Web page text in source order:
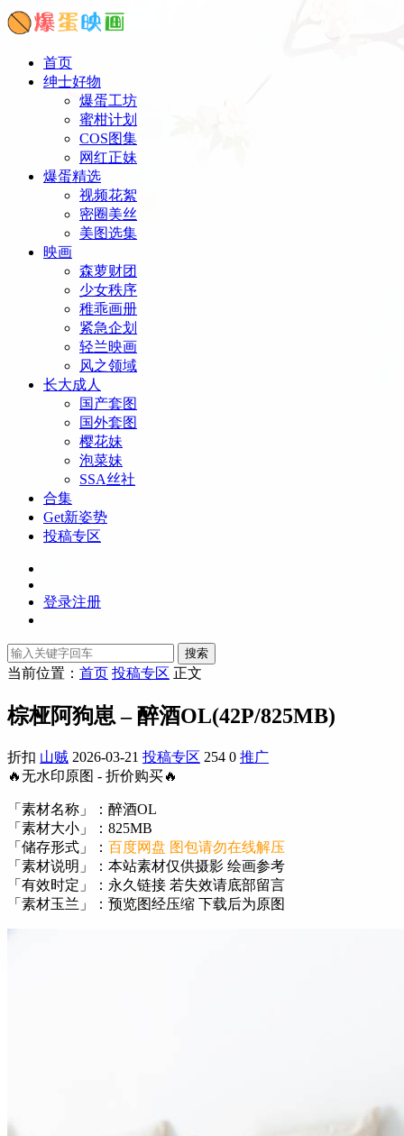
首页
绅士好物
爆蛋工坊
蜜柑计划
COS图集
网红正妹
爆蛋精选
视频花絮
密圈美丝
美图选集
映画
森萝财团
少女秩序
稚乖画册
紧急企划
轻兰映画
风之领域
长大成人
国产套图
国外套图
樱花妹
泡菜妹
SSA丝社
合集
Get新姿势
投稿专区
登录注册
搜索
当前位置： 首页 投稿专区 正文
棕桠阿狗崽 – 醉酒OL(42P/825MB)
折扣 山贼 2026-03-21 投稿专区 254 0 推广
🔥无水印原图 - 折价购买🔥
「素材名称」：醉酒OL
「素材大小」：825MB
「储存形式」： 百度网盘 图包请勿在线解压
「素材说明」：本站素材仅供摄影 绘画参考
「有效时定」：永久链接 若失效请底部留言
「素材玉兰」：预览图经压缩 下载后为原图